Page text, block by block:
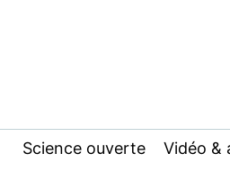
Science ouverte Vidéo &